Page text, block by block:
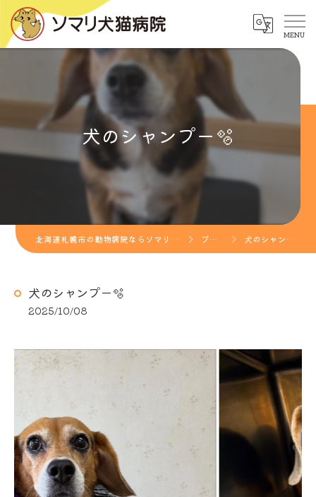
犬のシャンプー🫧
北海道札幌市の動物病院ならソマリ犬猫病院 ブログ 犬のシャンプー🫧
犬のシャンプー🫧
2025/10/08